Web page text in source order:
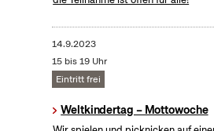
14.9.2023
15 bis 19 Uhr
Eintritt frei
Weltkindertag – Mottowoche